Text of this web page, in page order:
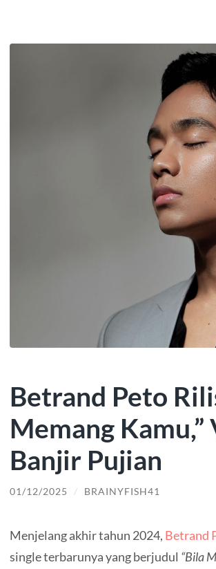
Betrand Peto
Memang
Banjir Pujian
01/12/2025 / BRAINYFISH41
Menjelang akhir tahun 2024, Betrand
single terbarunya yang berjudul “Bila